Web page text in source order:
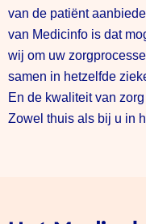
van de patiënt
van Medicinfo is dat
wij om uw
samen in hetzelfde
En de kwaliteit van
Zowel thuis als bij u in